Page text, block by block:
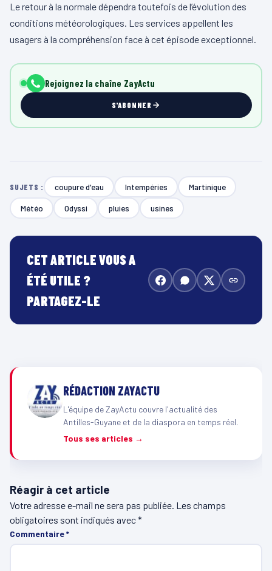
Le retour à la normale dépendra toutefois de l’évolution des
conditions météorologiques. Les services appellent les
usagers à la compréhension face à cet épisode exceptionnel.
Rejoignez la chaîne ZayActu
S'ABONNER
SUJETS : coupure d'eau Intempéries Martinique
Météo Odyssi pluies usines
CET ARTICLE VOUS A
ÉTÉ UTILE ?
PARTAGEZ-LE
RÉDACTION ZAYACTU
L'équipe de ZayActu couvre l'actualité des
Antilles-Guyane et de la diaspora en temps réel.
Tous ses articles →
Réagir à cet article
Votre adresse e-mail ne sera pas publiée. Les champs
obligatoires sont indiqués avec*
Commentaire*